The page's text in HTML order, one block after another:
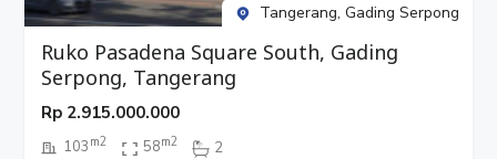
Tangerang, Gading Serpong
Ruko Pasadena Square South, Gading
Serpong, Tangerang
Rp 2.915.000.000
103 m2 58m2 2